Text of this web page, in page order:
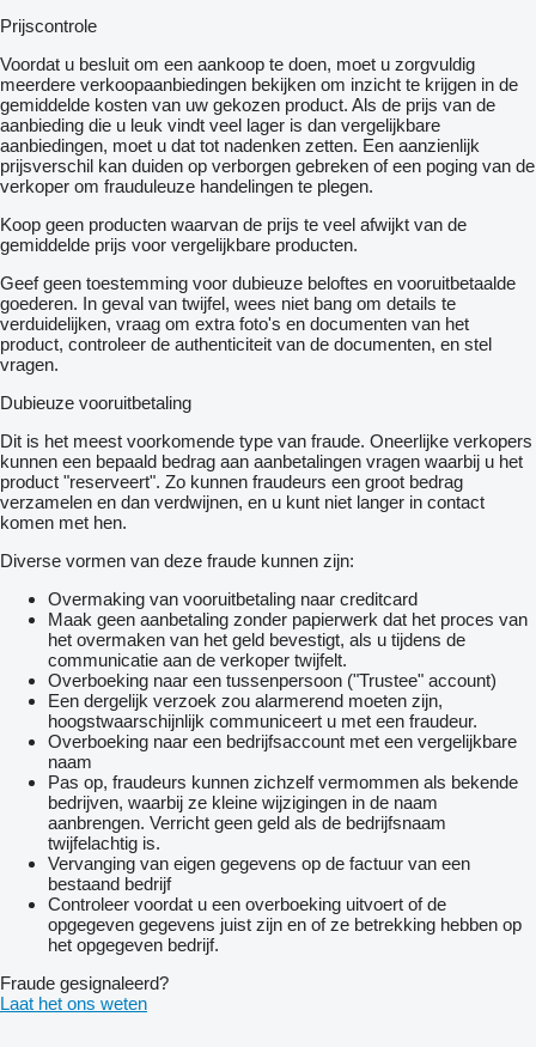
Prijscontrole
Voordat u besluit om een ​​aankoop te doen, moet u zorgvuldig
meerdere verkoopaanbiedingen bekijken om inzicht te krijgen in de
gemiddelde kosten van uw gekozen product. Als de prijs van de
aanbieding die u leuk vindt veel lager is dan vergelijkbare
aanbiedingen, moet u dat tot nadenken zetten. Een aanzienlijk
prijsverschil kan duiden op verborgen gebreken of een poging van de
verkoper om frauduleuze handelingen te plegen.
Koop geen producten waarvan de prijs te veel afwijkt van de
gemiddelde prijs voor vergelijkbare producten.
Geef geen toestemming voor dubieuze beloftes en vooruitbetaalde
goederen. In geval van twijfel, wees niet bang om details te
verduidelijken, vraag om extra foto's en documenten van het
product, controleer de authenticiteit van de documenten, en stel
vragen.
Dubieuze vooruitbetaling
Dit is het meest voorkomende type van fraude. Oneerlijke verkopers
kunnen een bepaald bedrag aan aanbetalingen vragen waarbij u het
product "reserveert". Zo kunnen fraudeurs een groot bedrag
verzamelen en dan verdwijnen, en u kunt niet langer in contact
komen met hen.
Diverse vormen van deze fraude kunnen zijn:
Overmaking van vooruitbetaling naar creditcard
Maak geen aanbetaling zonder papierwerk dat het proces van
het overmaken van het geld bevestigt, als u tijdens de
communicatie aan de verkoper twijfelt.
Overboeking naar een tussenpersoon ("Trustee" account)
Een dergelijk verzoek zou alarmerend moeten zijn,
hoogstwaarschijnlijk communiceert u met een fraudeur.
Overboeking naar een bedrijfsaccount met een vergelijkbare
naam
Pas op, fraudeurs kunnen zichzelf vermommen als bekende
bedrijven, waarbij ze kleine wijzigingen in de naam
aanbrengen. Verricht geen geld als de bedrijfsnaam
twijfelachtig is.
Vervanging van eigen gegevens op de factuur van een
bestaand bedrijf
Controleer voordat u een overboeking uitvoert of de
opgegeven gegevens juist zijn en of ze betrekking hebben op
het opgegeven bedrijf.
Fraude gesignaleerd?
Laat het ons weten